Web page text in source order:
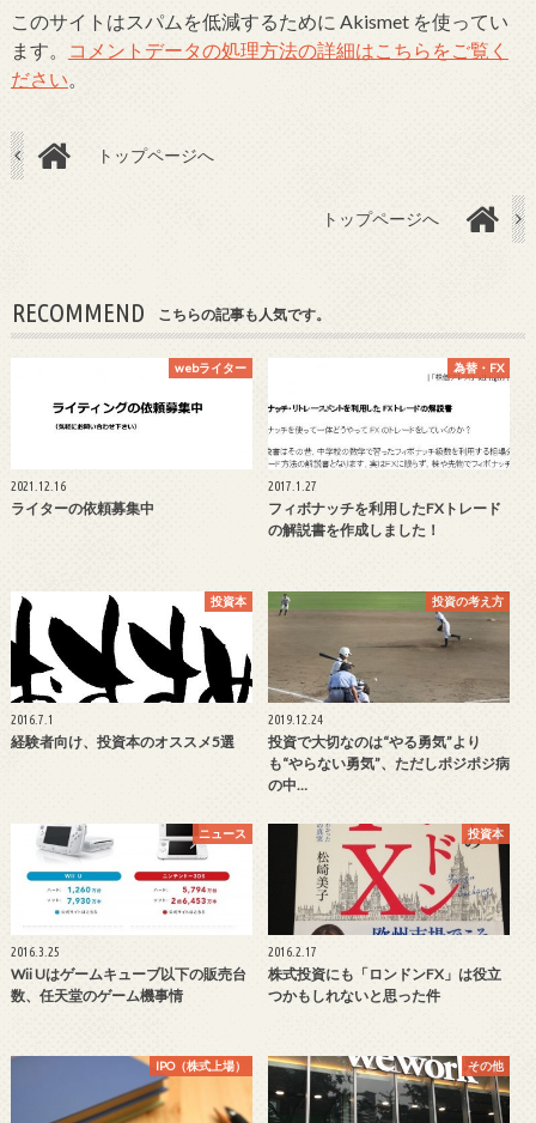
このサイトはスパムを低減するために Akismet を使ってい
ます。
コメントデータの処理方法の詳細はこちらをご覧く
ださい。
トップページへ
トップページへ
RECOMMEND こちらの記事も人気です。
webライター
2021.12.16
ライターの依頼募集中
為替・FX
2017.1.27
フィボナッチを利用したFXトレード
の解説書を作成しました！
投資本
2016.7.1
経験者向け、投資本のオススメ5選
投資の考え方
2019.12.24
投資で大切なのは“やる勇気”より
も“やらない勇気”、ただしポジポジ病
の中…
ニュース
2016.3.25
Wii Uはゲームキューブ以下の販売台
数、任天堂のゲーム機事情
投資本
2016.2.17
株式投資にも「ロンドンFX」は役立
つかもしれないと思った件
IPO（株式上場） その他